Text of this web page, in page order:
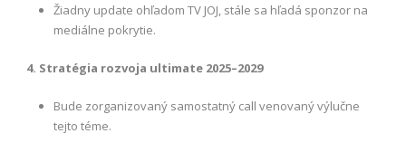
Žiadny update ohľadom TV JOJ, stále sa hľadá sponzor na
mediálne pokrytie.
4. Stratégia rozvoja ultimate 2025–2029
Bude zorganizovaný samostatný call venovaný výlučne
tejto téme.